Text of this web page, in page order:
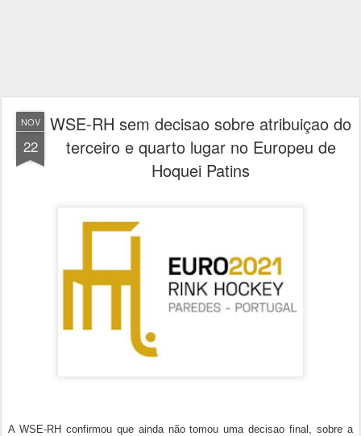
NOV
22
WSE-RH sem decisao sobre atribuiçao do
terceiro e quarto lugar no Europeu de
Hoquei Patins
A WSE-RH confirmou que ainda não tomou uma decisao final, sobre a